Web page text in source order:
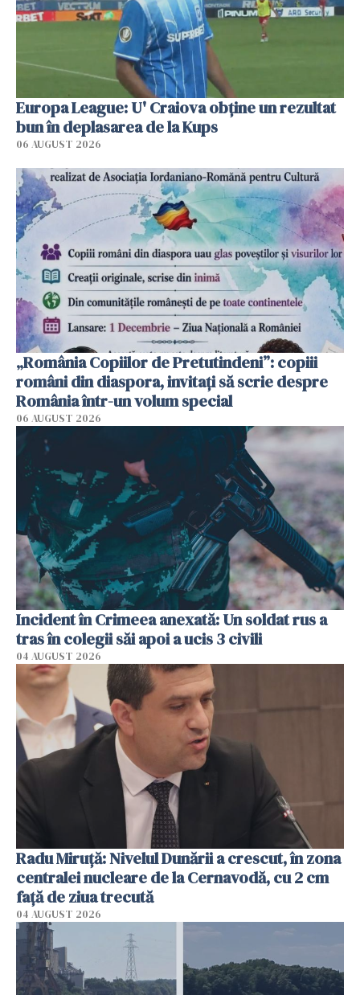
Europa League: U' Craiova obține un rezultat
bun în deplasarea de la Kups
06 AUGUST 2026
„România Copiilor de Pretutindeni”: copiii
români din diaspora, invitați să scrie despre
România într-un volum special
06 AUGUST 2026
Incident în Crimeea anexată: Un soldat rus a
tras în colegii săi apoi a ucis 3 civili
04 AUGUST 2026
Radu Miruţă: Nivelul Dunării a crescut, în zona
centralei nucleare de la Cernavodă, cu 2 cm
faţă de ziua trecută
04 AUGUST 2026